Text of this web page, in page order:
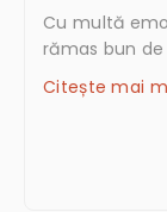
Cu multă
rămas bun
Citește mai